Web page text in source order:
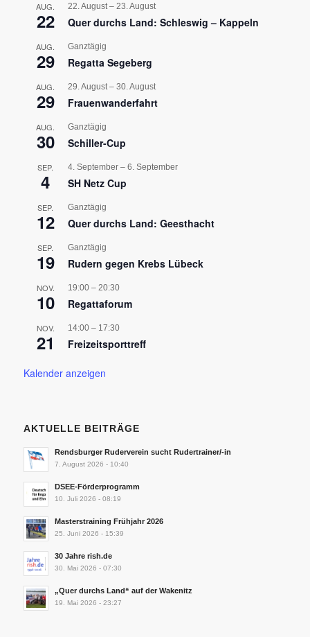
AUG.
22
22. August– 23. August
Quer durchs Land: Schleswig – Kappeln
AUG.
29
Ganztägig
Regatta Segeberg
AUG.
29
29. August– 30. August
Frauenwanderfahrt
AUG.
30
Ganztägig
Schiller-Cup
SEP.
4
4. September– 6. September
SH Netz Cup
SEP.
12
Ganztägig
Quer durchs Land: Geesthacht
SEP.
19
Ganztägig
Rudern gegen Krebs Lübeck
NOV.
10
19:00– 20:30
Regattaforum
NOV.
21
14:00– 17:30
Freizeitsporttreff
Kalender anzeigen
AKTUELLE BEITRÄGE
Rendsburger Ruderverein sucht Rudertrainer/-in
7. August 2026 - 10:40
DSEE-Förderprogramm
10. Juli 2026 - 08:19
Masterstraining Frühjahr 2026
25. Juni 2026 - 15:39
30 Jahre rish.de
30. Mai 2026 - 07:30
„Quer durchs Land“ auf der Wakenitz
19. Mai 2026 - 23:27